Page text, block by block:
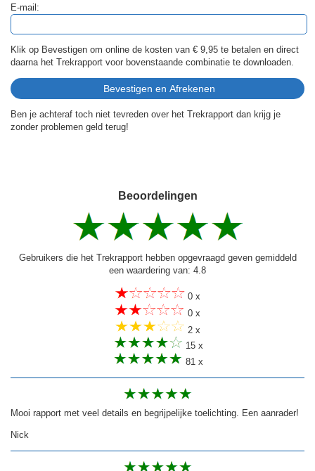
E-mail:
Klik op Bevestigen om online de kosten van € 9,95 te betalen en direct
daarna het Trekrapport voor bovenstaande combinatie te downloaden.
Ben je achteraf toch niet tevreden over het Trekrapport dan krijg je
zonder problemen geld terug!
Beoordelingen
Gebruikers die het Trekrapport hebben opgevraagd geven gemiddeld
een waardering van: 4.8
0 x
0 x
2 x
15 x
81 x
Mooi rapport met veel details en begrijpelijke toelichting. Een aanrader!
Nick